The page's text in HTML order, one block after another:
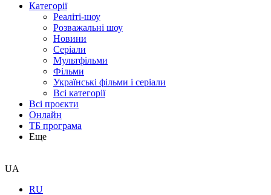
Категорії
Реаліті-шоу
Розважальні шоу
Новини
Серіали
Мультфільми
Фільми
Українські фільми і серіали
Всі категорії
Всі проєкти
Онлайн
ТБ програма
Еще
UA
RU